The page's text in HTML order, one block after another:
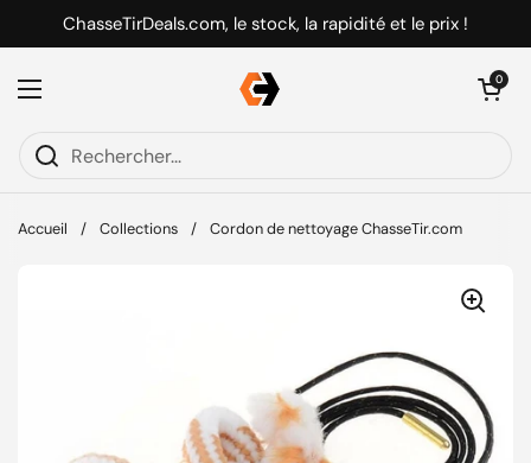
Passer au contenu
ChasseTirDeals.com, le stock, la rapidité et le prix !
Ouvrir le menu
Ouvrir le
0
Accueil / Collections / Cordon de nettoyage ChasseTir.com